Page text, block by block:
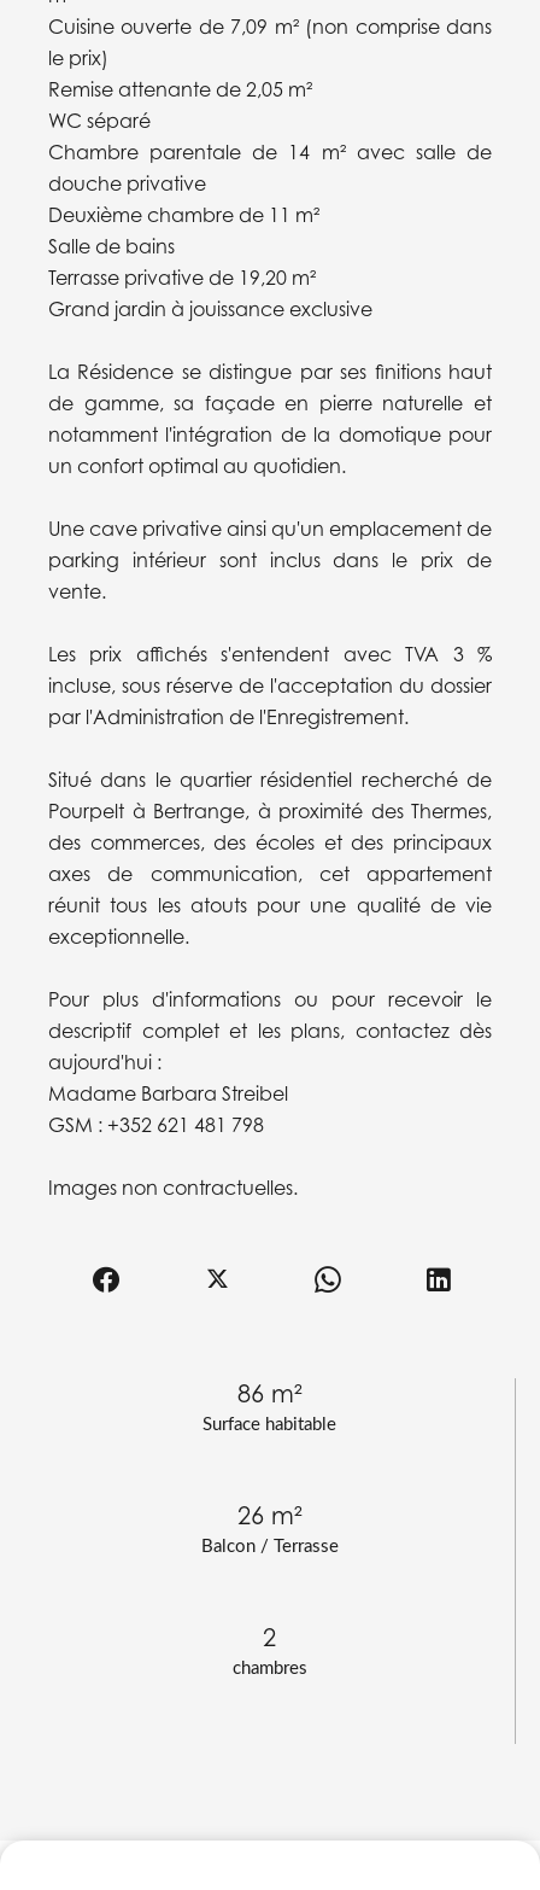
Surface habitable
86 m²
Balcon / Terrasse
26 m²
chambres
2
Cuisine ouverte de 7,09 m² (non comprise dans
le prix)
Remise attenante de 2,05 m²
WC séparé
Chambre parentale de 14 m² avec salle de
douche privative
Deuxième chambre de 11 m²
Salle de bains
Terrasse privative de 19,20 m²
Grand jardin à jouissance exclusive
La Résidence se distingue par ses finitions haut
de gamme, sa façade en pierre naturelle et
notamment l'intégration de la domotique pour
un confort optimal au quotidien.
Une cave privative ainsi qu'un emplacement de
parking intérieur sont inclus dans le prix de
vente.
Les prix affichés s'entendent avec TVA 3 %
incluse, sous réserve de l'acceptation du dossier
par l'Administration de l'Enregistrement.
Situé dans le quartier résidentiel recherché de
Pourpelt à Bertrange, à proximité des Thermes,
des commerces, des écoles et des principaux
axes de communication, cet appartement
réunit tous les atouts pour une qualité de vie
exceptionnelle.
Pour plus d'informations ou pour recevoir le
descriptif complet et les plans, contactez dès
aujourd'hui :
Madame Barbara Streibel
GSM : +352 621 481 798
Images non contractuelles.